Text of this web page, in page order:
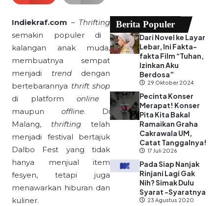
Indiekraf.com – Thrifting
semakin populer di
kalangan anak muda,
membuatnya sempat
menjadi trenddengan
bertebarannya thrift shop
di platform online
maupun offline. Di
Malang, thrifting telah
menjadi festival bertajuk
Dalbo Fest yang tidak
hanya menjual item
fesyen, tetapi juga
menawarkan hiburan dan
kuliner.
Berita Populer
Dari Novel ke Layar
Lebar, Ini Fakta-
fakta Film “Tuhan,
Izinkan Aku
Berdosa”
29 Oktober 2024
Pecinta Konser
Merapat! Konser
Pita Kita Bakal
Ramaikan Graha
Cakrawala UM,
Catat Tanggalnya!
17 Juli 2026
Pada Siap Nanjak
Rinjani Lagi Gak
Nih? Simak Dulu
Syarat -Syaratnya
23 Agustus 2020